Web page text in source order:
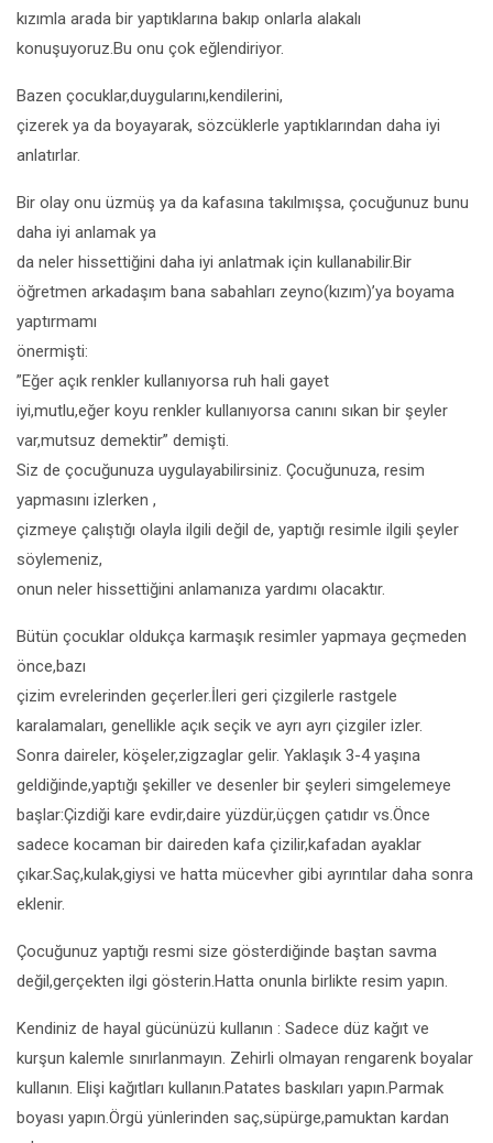
kızımla arada bir yaptıklarına bakıp onlarla alakalı
konuşuyoruz.Bu onu çok eğlendiriyor.
Bazen çocuklar,duygularını,kendilerini,
çizerek ya da boyayarak, sözcüklerle yaptıklarından daha iyi
anlatırlar.
Bir olay onu üzmüş ya da kafasına takılmışsa, çocuğunuz bunu
daha iyi anlamak ya
da neler hissettiğini daha iyi anlatmak için kullanabilir.Bir
öğretmen arkadaşım bana sabahları zeyno(kızım)’ya boyama
yaptırmamı
önermişti:
”Eğer açık renkler kullanıyorsa ruh hali gayet
iyi,mutlu,eğer koyu renkler kullanıyorsa canını sıkan bir şeyler
var,mutsuz demektir” demişti.
Siz de çocuğunuza uygulayabilirsiniz. Çocuğunuza, resim
yapmasını izlerken ,
çizmeye çalıştığı olayla ilgili değil de, yaptığı resimle ilgili şeyler
söylemeniz,
onun neler hissettiğini anlamanıza yardımı olacaktır.
Bütün çocuklar oldukça karmaşık resimler yapmaya geçmeden
önce,bazı
çizim evrelerinden geçerler.İleri geri çizgilerle rastgele
karalamaları, genellikle açık seçik ve ayrı ayrı çizgiler izler.
Sonra daireler, köşeler,zigzaglar gelir. Yaklaşık 3-4 yaşına
geldiğinde,yaptığı şekiller ve desenler bir şeyleri simgelemeye
başlar:Çizdiği kare evdir,daire yüzdür,üçgen çatıdır vs.Önce
sadece kocaman bir daireden kafa çizilir,kafadan ayaklar
çıkar.Saç,kulak,giysi ve hatta mücevher gibi ayrıntılar daha sonra
eklenir.
Çocuğunuz yaptığı resmi size gösterdiğinde baştan savma
değil,gerçekten ilgi gösterin.Hatta onunla birlikte resim yapın.
Kendiniz de hayal gücünüzü kullanın : Sadece düz kağıt ve
kurşun kalemle sınırlanmayın. Zehirli olmayan rengarenk boyalar
kullanın. Elişi kağıtları kullanın.Patates baskıları yapın.Parmak
boyası yapın.Örgü yünlerinden saç,süpürge,pamuktan kardan